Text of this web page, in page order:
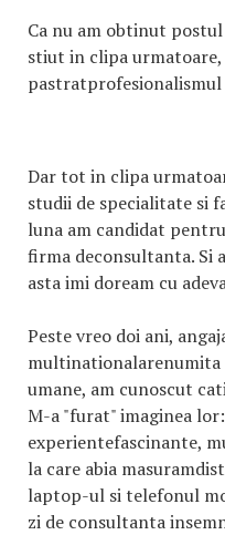
Ca nu am obtinut
stiut in clipa urmatoare,
pastratprofesionalismul
Dar tot in clipa
studii de specialitate si
luna am candidat
firma deconsultanta. Si
asta imi doream cu
Peste vreo doi ani,
multinationalarenumita
umane, am cunoscut
M-a "furat" imaginea
experientefascinante,
la care abia
laptop-ul si telefonul
zi de consultanta